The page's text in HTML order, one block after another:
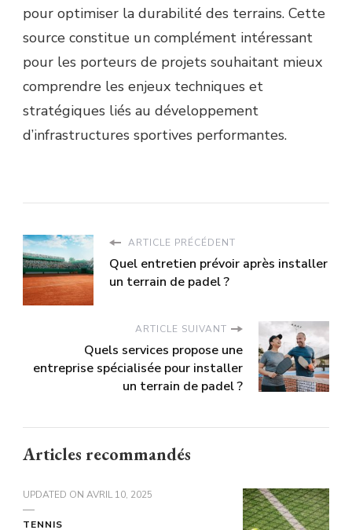
pour optimiser la durabilité des terrains. Cette
source constitue un complément intéressant
pour les porteurs de projets souhaitant mieux
comprendre les enjeux techniques et
stratégiques liés au développement
d’infrastructures sportives performantes.
ARTICLE PRÉCÉDENT
Quel entretien prévoir après installer
un terrain de padel ?
ARTICLE SUIVANT
Quels services propose une
entreprise spécialisée pour installer
un terrain de padel ?
Articles recommandés
UPDATED ON AVRIL 10, 2025
TENNIS